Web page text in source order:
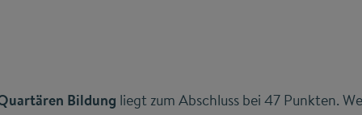
Bildung liegt zum Abschluss bei 47 Punkten.